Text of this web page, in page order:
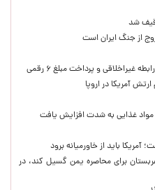
از جنگ ایران است
غیراخلاقی و پرداخت مبلغ ۶ رقمی
آمریکا در اروپا
غذایی به شدت افزایش یافت
باید از خاورمیانه برود
برای محاصره یمن گسیل کند، در